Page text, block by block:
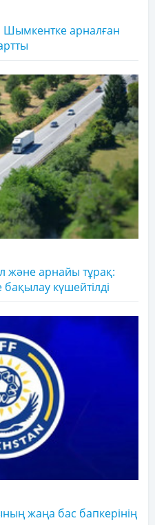
арналған
және арнайы тұрақ:
күшейтілді
жаңа бас бапкерінің